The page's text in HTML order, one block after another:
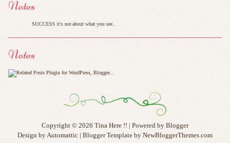
Notes
it's not about what you see..
Notes
Copyright © 2026 Tina Here !! | Powered by Blogger
Design byAutomattic | Blogger Template by NewBloggerThemes.com